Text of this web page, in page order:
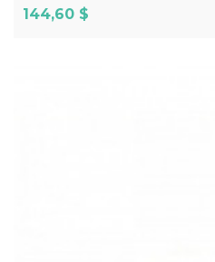
Prix
144,60 $